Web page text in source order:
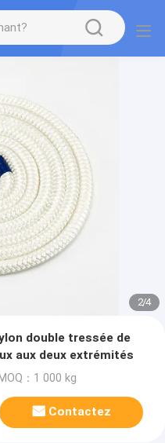
2/4
double tressée de
aux deux extrémités
MOQ：1 000 kg
Contactez